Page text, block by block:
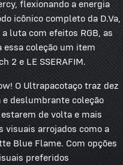
flexionando a energia
icônico completo da D.Va,
luta com efeitos RGB, as
essa coleção um item
2 e LE SSERAFIM.
O Ultrapacotaço traz dez
deslumbrante coleção
de volta e mais
visuais arrojados como a
Blue Flame. Com opções
preferidos